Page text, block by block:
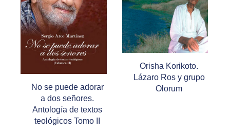
No se puede adorar
a dos señores.
Antología de textos
teológicos Tomo II
Orisha Korikoto.
Lázaro Ros y grupo
Olorum